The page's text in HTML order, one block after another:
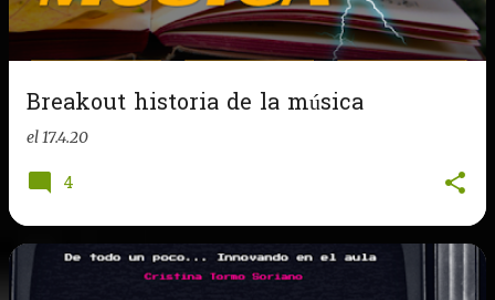
Breakout historia de la música
el17.4.20
4